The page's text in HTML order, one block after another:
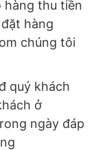
hàng thu tiền
hàng
chúng tôi
quý khách
ở
ngày đáp